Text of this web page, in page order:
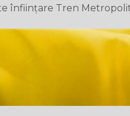
înființare Tren